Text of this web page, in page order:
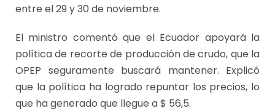
entre el 29 y 30 de noviembre.
El ministro comentó que el Ecuador apoyará la
política de recorte de producción de crudo, que la
OPEP seguramente buscará mantener. Explicó
que la política ha logrado repuntar los precios, lo
que ha generado que llegue a $ 56,5.